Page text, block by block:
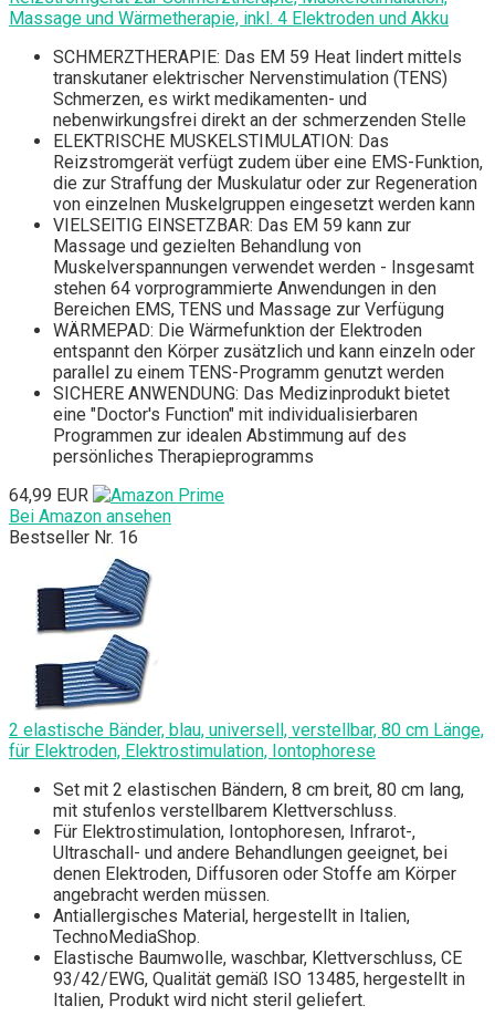
Massage und Wärmetherapie, inkl. 4 Elektroden und Akku
SCHMERZTHERAPIE: Das EM 59 Heat lindert mittels
transkutaner elektrischer Nervenstimulation (TENS)
Schmerzen, es wirkt medikamenten- und
nebenwirkungsfrei direkt an der schmerzenden Stelle
ELEKTRISCHE MUSKELSTIMULATION: Das
Reizstromgerät verfügt zudem über eine EMS-Funktion,
die zur Straffung der Muskulatur oder zur Regeneration
von einzelnen Muskelgruppen eingesetzt werden kann
VIELSEITIG EINSETZBAR: Das EM 59 kann zur
Massage und gezielten Behandlung von
Muskelverspannungen verwendet werden - Insgesamt
stehen 64 vorprogrammierte Anwendungen in den
Bereichen EMS, TENS und Massage zur Verfügung
WÄRMEPAD: Die Wärmefunktion der Elektroden
entspannt den Körper zusätzlich und kann einzeln oder
parallel zu einem TENS-Programm genutzt werden
SICHERE ANWENDUNG: Das Medizinprodukt bietet
eine "Doctor's Function" mit individualisierbaren
Programmen zur idealen Abstimmung auf des
persönliches Therapieprogramms
64,99 EUR
Bei Amazon ansehen
Bestseller Nr. 16
2 elastische Bänder, blau, universell, verstellbar, 80 cm Länge,
für Elektroden, Elektrostimulation, Iontophorese
Set mit 2 elastischen Bändern, 8 cm breit, 80 cm lang,
mit stufenlos verstellbarem Klettverschluss.
Für Elektrostimulation, Iontophoresen, Infrarot-,
Ultraschall- und andere Behandlungen geeignet, bei
denen Elektroden, Diffusoren oder Stoffe am Körper
angebracht werden müssen.
Antiallergisches Material, hergestellt in Italien,
TechnoMediaShop.
Elastische Baumwolle, waschbar, Klettverschluss, CE
93/42/EWG, Qualität gemäß ISO 13485, hergestellt in
Italien, Produkt wird nicht steril geliefert.